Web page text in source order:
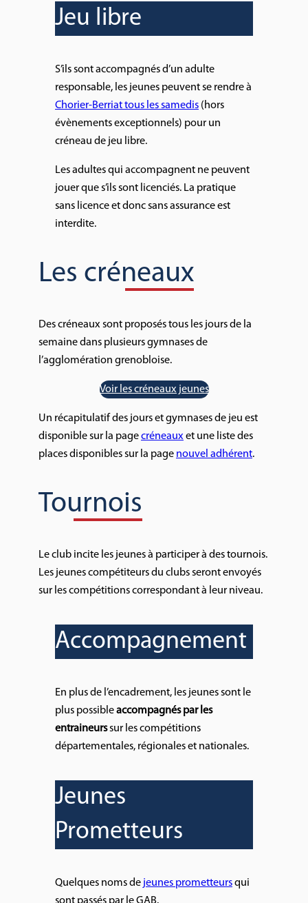
Jeu libre
S’ils sont accompagnés d’un adulte
responsable, les jeunes peuvent se rendre à
Chorier-Berriat tous les samedis (hors
évènements exceptionnels) pour un
créneau de jeu libre.
Les adultes qui accompagnent ne peuvent
jouer que s’ils sont licenciés. La pratique
sans licence et donc sans assurance est
interdite.
Les créneaux
Des créneaux sont proposés tous les jours de la
semaine dans plusieurs gymnases de
l’agglomération grenobloise.
Voir les créneaux jeunes
Un récapitulatif des jours et gymnases de jeu est
disponible sur la pagecréneaux et une liste des
places disponibles sur la page nouvel adhérent.
Tournois
Le club incite les jeunes à participer à des tournois.
Les jeunes compétiteurs du clubs seront envoyés
sur les compétitions correspondant à leur niveau.
Accompagnement
En plus de l’encadrement, les jeunes sont le
plus possibleaccompagnés par les
entraineurssur les compétitions
départementales, régionales et nationales.
Jeunes
Prometteurs
Quelques noms de jeunes prometteursqui